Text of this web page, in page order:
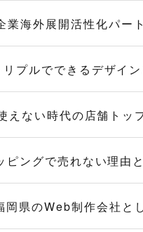
業海外展開活性化パー
プルでできるデザイ
使えない時代の店舗ト
ピングで売れない理由
岡県のWeb制作会社